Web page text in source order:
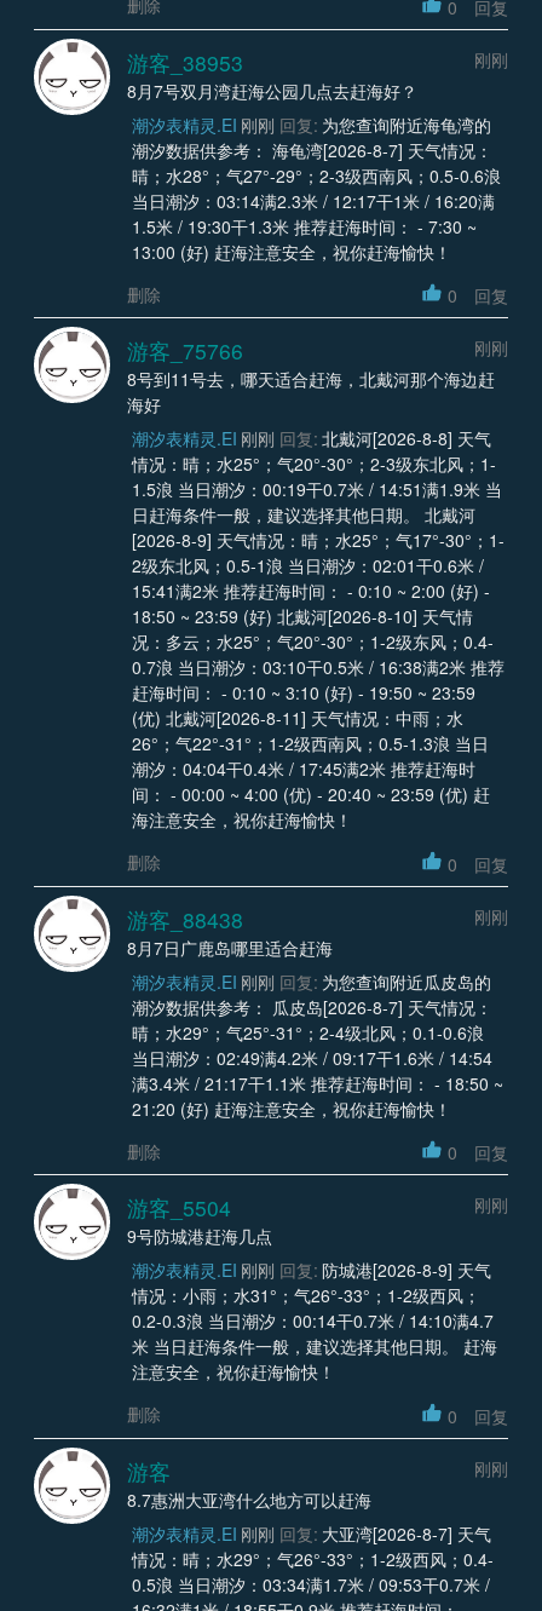
删除 0 回复
游客_38953
刚刚
8月7号双月湾赶海公园几点去赶海好？
潮汐表精灵.EI 刚刚 回复: 为您查询附近海龟湾的
潮汐数据供参考： 海龟湾[2026-8-7] 天气情况：
晴；水28°；气27°-29°；2-3级西南风；0.5-0.6浪
当日潮汐：03:14满2.3米 / 12:17干1米 / 16:20满
1.5米 / 19:30干1.3米 推荐赶海时间： - 7:30 ~
13:00 (好) 赶海注意安全，祝你赶海愉快！
删除
0 回复
游客_75766
刚刚
8号到11号去，哪天适合赶海，北戴河那个海边赶
海好
潮汐表精灵.EI 刚刚 回复: 北戴河[2026-8-8] 天气
情况：晴；水25°；气20°-30°；2-3级东北风；1-
1.5浪 当日潮汐：00:19干0.7米 / 14:51满1.9米 当
日赶海条件一般，建议选择其他日期。 北戴河
[2026-8-9] 天气情况：晴；水25°；气17°-30°；1-
2级东北风；0.5-1浪 当日潮汐：02:01干0.6米 /
15:41满2米 推荐赶海时间： - 0:10 ~ 2:00 (好) -
18:50 ~ 23:59 (好) 北戴河[2026-8-10] 天气情
况：多云；水25°；气20°-30°；1-2级东风；0.4-
0.7浪 当日潮汐：03:10干0.5米 / 16:38满2米 推荐
赶海时间： - 0:10 ~ 3:10 (好) - 19:50 ~ 23:59
(优) 北戴河[2026-8-11] 天气情况：中雨；水
26°；气22°-31°；1-2级西南风；0.5-1.3浪 当日
潮汐：04:04干0.4米 / 17:45满2米 推荐赶海时
间： - 00:00 ~ 4:00 (优) - 20:40 ~ 23:59 (优) 赶
海注意安全，祝你赶海愉快！
删除
0 回复
游客_88438
刚刚
8月7日广鹿岛哪里适合赶海
潮汐表精灵.EI 刚刚 回复: 为您查询附近瓜皮岛的
潮汐数据供参考： 瓜皮岛[2026-8-7] 天气情况：
晴；水29°；气25°-31°；2-4级北风；0.1-0.6浪
当日潮汐：02:49满4.2米 / 09:17干1.6米 / 14:54
满3.4米 / 21:17干1.1米 推荐赶海时间： - 18:50 ~
21:20 (好) 赶海注意安全，祝你赶海愉快！
删除
0 回复
游客_5504
刚刚
9号防城港赶海几点
潮汐表精灵.EI 刚刚 回复: 防城港[2026-8-9] 天气
情况：小雨；水31°；气26°-33°；1-2级西风；
0.2-0.3浪 当日潮汐：00:14干0.7米 / 14:10满4.7
米 当日赶海条件一般，建议选择其他日期。 赶海
注意安全，祝你赶海愉快！
删除
0 回复
游客
刚刚
8.7惠洲大亚湾什么地方可以赶海
潮汐表精灵.EI 刚刚 回复: 大亚湾[2026-8-7] 天气
情况：晴；水29°；气26°-33°；1-2级西风；0.4-
0.5浪 当日潮汐：03:34满1.7米 / 09:53干0.7米 /